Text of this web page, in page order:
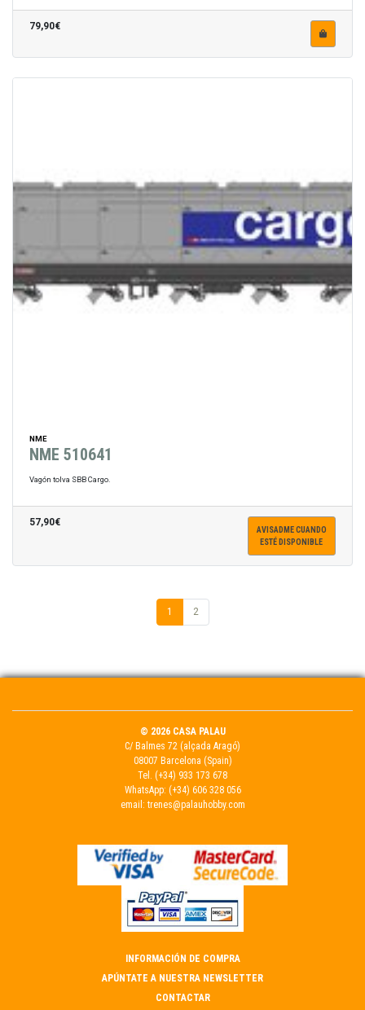
79,90€
NME
NME 510641
Vagón tolva SBB Cargo.
57,90€
AVISADME CUANDO
ESTÉ DISPONIBLE
1 2
© 2026 CASA PALAU
C/ Balmes 72 (alçada Aragó)
08007 Barcelona (Spain)
Tel. (+34) 933 173 678
WhatsApp: (+34) 606 328 056
email: trenes@palauhobby.com
INFORMACIÓN DE COMPRA
APÚNTATE A NUESTRA NEWSLETTER
CONTACTAR